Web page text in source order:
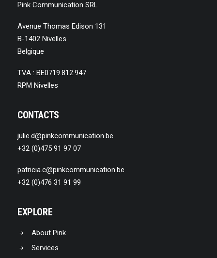
Pink Communication SRL
Avenue Thomas Edison 131
B-1402 Nivelles
Belgique
TVA : BE0719.812.947
RPM Nivelles
CONTACTS
julie.d@pinkcommunication.be
+32 (0)475 91 97 07
patricia.c@pinkcommunication.be
+32 (0)476 31 91 99
EXPLORE
About Pink
Services